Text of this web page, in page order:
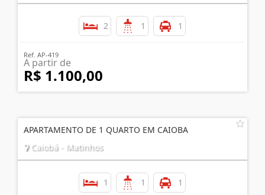
2 1 1
Ref. AP-419
A partir de
R$ 1.100,00
APARTAMENTO DE 1 QUARTO EM CAIOBA
Caiobá - Matinhos
1 1 1